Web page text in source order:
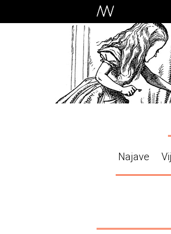
Najave